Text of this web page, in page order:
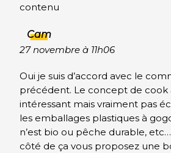
contenu
Cam
27 novembre à 11h06
Oui je suis d’accord avec le
précédent. Le concept de cook
intéressant mais vraiment pas
les emballages plastiques à
n’est bio ou pêche durable,
côté de ça vous proposez une